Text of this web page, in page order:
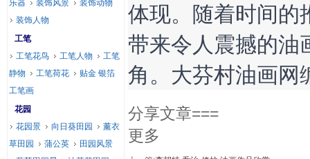
体现。随着时间的
带来令人震撼的油
角。大芬村油画网
分享文章===
更多
乐器 装饰风景
装饰动物
装饰人物
工笔
工笔花鸟
工笔人物
工笔
静物
工笔荷花
贴金 银箔
工笔画
花园
花园景
向日葵田园
薰衣
草田园
蒲公英
田园风景